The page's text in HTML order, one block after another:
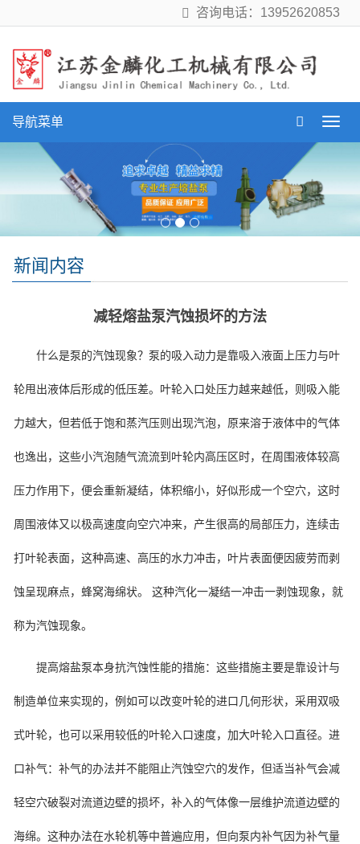
咨询电话：13952620853
导
导航菜单
新闻内容
减轻熔盐泵汽蚀损坏的方法
什么是泵的汽蚀现象？泵的吸入动力是靠吸入液面上压力与叶
轮甩出液体后形成的低压差。叶轮入口处压力越来越低，则吸入能
力越大，但若低于饱和蒸汽压则出现汽泡，原来溶于液体中的气体
也逸出，这些小汽泡随气流流到叶轮内高压区时，在周围液体较高
压力作用下，便会重新凝结，体积缩小，好似形成一个空穴，这时
周围液体又以极高速度向空穴冲来，产生很高的局部压力，连续击
打叶轮表面，这种高速、高压的水力冲击，叶片表面便因疲劳而剥
蚀呈现麻点，蜂窝海绵状。 这种汽化一凝结一冲击一剥蚀现象，就
称为汽蚀现象。
提高熔盐泵本身抗汽蚀性能的措施：这些措施主要是靠设计与
制造单位来实现的，例如可以改变叶轮的进口几何形状，采用双吸
式叶轮，也可以采用较低的叶轮入口速度，加大叶轮入口直径。进
口补气：补气的办法并不能阻止汽蚀空穴的发作，但适当补气会减
轻空穴破裂对流道边壁的损坏，补入的气体像一层维护流道边壁的
海绵。这种办法在水轮机等中普遍应用，但向泵内补气因为补气量